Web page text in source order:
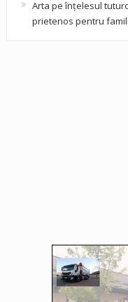
Arta pe înțelesul
prietenos pentru